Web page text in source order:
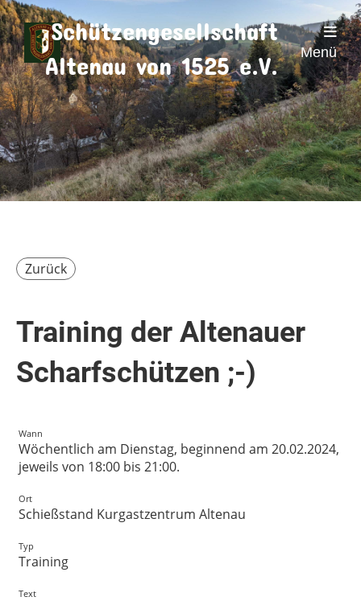
Schützengesellschaft
Altenau von 1525 e.V.
Menü
Zurück
Training der Altenauer
Scharfschützen ;-)
Wann
Wöchentlich am Dienstag, beginnend am 20.02.2024,
jeweils von 18:00 bis 21:00.
Ort
Schießstand Kurgastzentrum Altenau
Typ
Training
Text